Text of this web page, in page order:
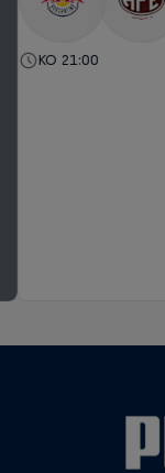
KO 21:00